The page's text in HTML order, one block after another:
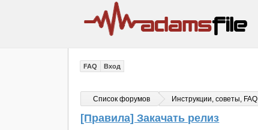
FAQ Вход
Список форумов Инструкции, советы, FAQ
[Правила] Закачать релиз